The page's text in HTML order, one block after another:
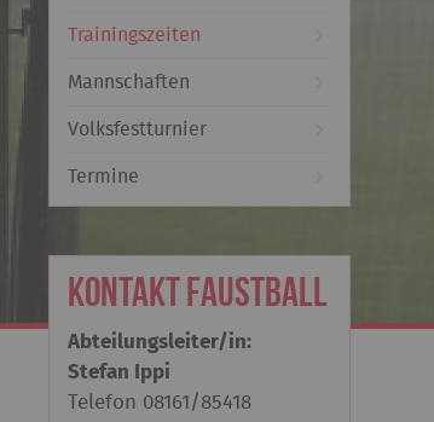
Trainingszeiten
Mannschaften
Volksfestturnier
Termine
Kontakt Faustball
Abteilungsleiter/in:
Stefan Ippi
Telefon 08161/85418